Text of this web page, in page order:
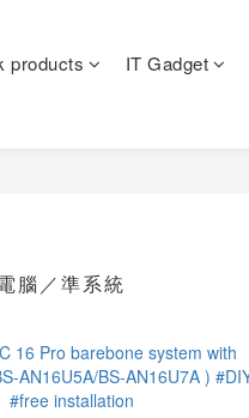
products IT Gadget
腦／準系統